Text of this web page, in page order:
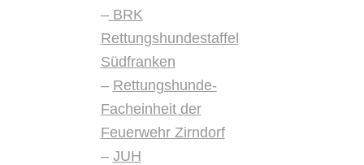
–BRK
Rettungshundestaffel
Südfranken
– Rettungshunde-
Facheinheit der
Feuerwehr Zirndorf
– JUH